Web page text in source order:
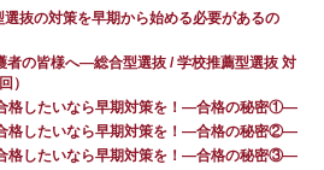
抜の対策を早期から始める必要があるの
者の皆様へ―総合型選抜 / 学校推薦型選抜 対
）
格したいなら早期対策を！—合格の秘密①—
格したいなら早期対策を！—合格の秘密②—
格したいなら早期対策を！—合格の秘密③—